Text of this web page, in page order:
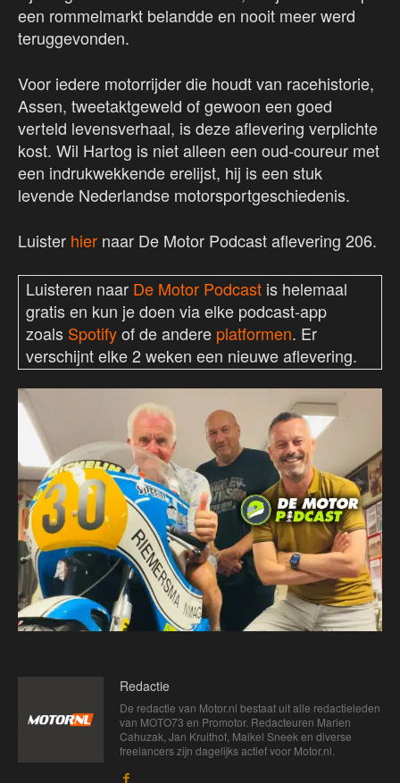
een rommelmarkt belandde en nooit meer werd
teruggevonden.
Voor iedere motorrijder die houdt van racehistorie,
Assen, tweetaktgeweld of gewoon een goed
verteld levensverhaal, is deze aflevering verplichte
kost. Wil Hartog is niet alleen een oud-coureur met
een indrukwekkende erelijst, hij is een stuk
levende Nederlandse motorsportgeschiedenis.
Luister hier naar De Motor Podcast aflevering 206.
Luisteren naar De Motor Podcast is helemaal
gratis en kun je doen via elke podcast-app
zoals Spotifyof de andere platformen. Er
verschijnt elke 2 weken een nieuwe aflevering.
Redactie
De redactie van Motor.nl bestaat uit alle redactieleden
van MOTO73 en Promotor. Redacteuren Marien
Cahuzak, Jan Kruithof, Maikel Sneek en diverse
freelancers zijn dagelijks actief voor Motor.nl.